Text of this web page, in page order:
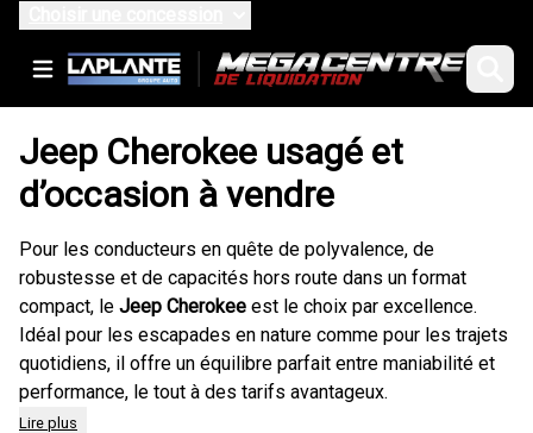
Jeep Cherokee usagé et
d’occasion à vendre
Pour les conducteurs en quête de polyvalence, de
robustesse et de capacités hors route dans un format
compact, le Jeep Cherokee est le choix par excellence.
Idéal pour les escapades en nature comme pour les trajets
quotidiens, il offre un équilibre parfait entre maniabilité et
performance, le tout à des tarifs avantageux.
Lire plus